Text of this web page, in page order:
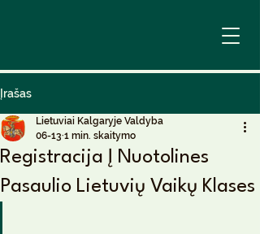
Įrašas
Registracija Į Nuotolines
Pasaulio Lietuvių Vaikų Klases
Lietuviai Kalgaryje Valdyba
06-13 1 min. skaitymo